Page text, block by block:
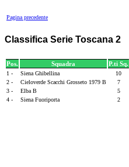
Pagina precedente
Classifica Serie Toscana 2
Pos. Squadra P.ti Sq.
1 -
Siena Ghibellina 10
2 -
Cieloverde Scacchi Grosseto 1979 B 7
3 -
Elba B 5
4 -
Siena Fuoriporta 2